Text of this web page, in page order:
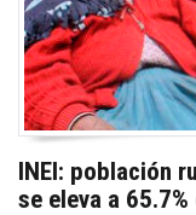
INEI: población
se eleva a